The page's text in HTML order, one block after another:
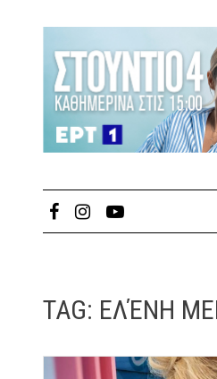
TAG: ΕΛΈΝΗ